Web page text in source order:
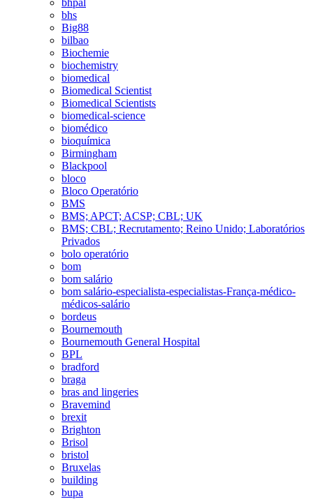
bhs
Big88
bilbao
Biochemie
biochemistry
biomedical
Biomedical Scientist
Biomedical Scientists
biomedical-science
biomédico
bioquímica
Birmingham
Blackpool
bloco
Bloco Operatório
BMS
BMS; APCT; ACSP; CBL; UK
BMS; CBL; Recrutamento; Reino Unido; Laboratórios
Privados
bolo operatório
bom
bom salário
bom salário-especialista-especialistas-França-médico-
médicos-salário
bordeus
Bournemouth
Bournemouth General Hospital
BPL
bradford
braga
bras and lingeries
Bravemind
brexit
Brighton
Brisol
bristol
Bruxelas
building
bupa